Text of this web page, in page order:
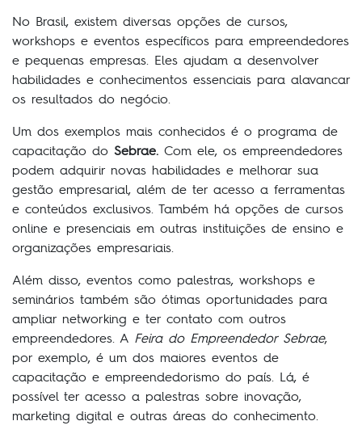
No Brasil, existem diversas opções de cursos,
workshops e eventos específicos para empreendedores
e pequenas empresas. Eles ajudam a desenvolver
habilidades e conhecimentos essenciais para alavancar
os resultados do negócio.
Um dos exemplos mais conhecidos é o programa de
capacitação do Sebrae. Com ele, os empreendedores
podem adquirir novas habilidades e melhorar sua
gestão empresarial, além de ter acesso a ferramentas
e conteúdos exclusivos. Também há opções de cursos
online e presenciais em outras instituições de ensino e
organizações empresariais.
Além disso, eventos como palestras, workshops e
seminários também são ótimas oportunidades para
ampliar networking e ter contato com outros
empreendedores. A Feira do Empreendedor Sebrae,
por exemplo, é um dos maiores eventos de
capacitação e empreendedorismo do país. Lá, é
possível ter acesso a palestras sobre inovação,
marketing digital e outras áreas do conhecimento.